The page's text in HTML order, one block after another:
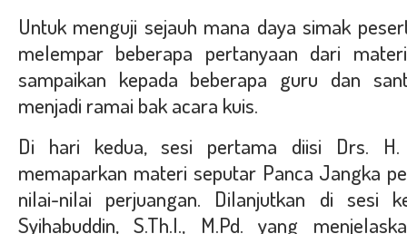
Untuk menguji sejauh mana daya simak
melempar beberapa pertanyaan dari
sampaikan kepada beberapa guru dan
menjadi ramai bak acara kuis.
Di hari kedua, sesi pertama diisi Drs. H.
memaparkan materi seputar Panca Jangka
nilai-nilai perjuangan. Dilanjutkan di sesi
Syihabuddin, S.Th.I., M.Pd. yang